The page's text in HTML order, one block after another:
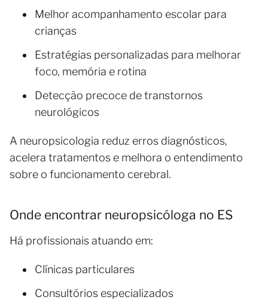
Melhor acompanhamento escolar para
crianças
Estratégias personalizadas para melhorar
foco, memória e rotina
Detecção precoce de transtornos
neurológicos
A neuropsicologia reduz erros diagnósticos,
acelera tratamentos e melhora o entendimento
sobre o funcionamento cerebral.
Onde encontrar neuropsicóloga no ES
Há profissionais atuando em:
Clínicas particulares
Consultórios especializados